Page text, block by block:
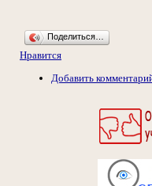
Поделиться…
Нравится
Добавить